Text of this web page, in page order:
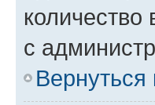
с
Вернуться